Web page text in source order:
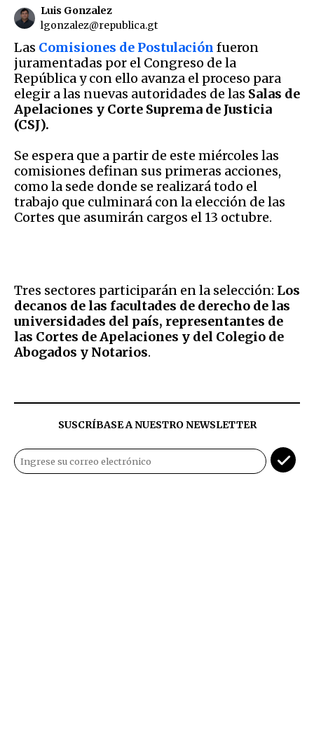
Luis Gonzalez
lgonzalez@republica.gt
Las Comisiones de Postulación fueron
juramentadas por el Congreso de la
República y con ello avanza el proceso para
elegir a las nuevas autoridades de las Salas de
Apelaciones y Corte Suprema de Justicia
(CSJ).
Se espera que a partir de este miércoles las
comisiones definan sus primeras acciones,
como la sede donde se realizará todo el
trabajo que culminará con la elección de las
Cortes que asumirán cargos el 13 octubre.
Tres sectores participarán en la selección: Los
decanos de las facultades de derecho de las
universidades del país, representantes de
las Cortes de Apelaciones y del Colegio de
Abogados y Notarios.
SUSCRÍBASE A NUESTRO NEWSLETTER